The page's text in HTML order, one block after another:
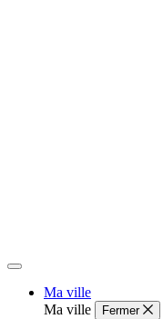
Ma ville
Ma ville
Fermer